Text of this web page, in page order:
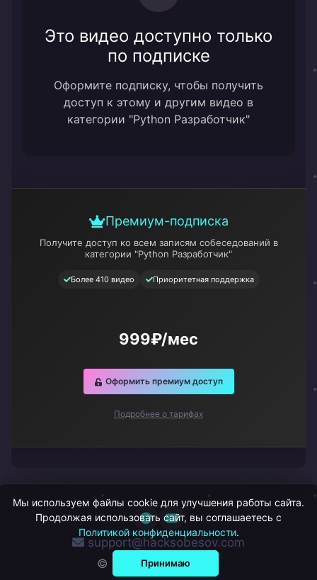
Это видео доступно только
по подписке
Оформите подписку, чтобы получить
доступ к этому и другим видео в
категории "Python Разработчик"
Премиум-подписка
Получите доступ ко всем записям собеседований в
категории "Python Разработчик"
Более 410 видео Приоритетная поддержка
999₽/мес
Оформить премиум доступ
Подробнее о тарифах
© ХакСобесов, 2026
support@hacksobesov.com
Мы используем файлы cookie для улучшения работы сайта.
Продолжая использовать сайт, вы соглашаетесь с
Политикой конфиденциальности.
Принимаю